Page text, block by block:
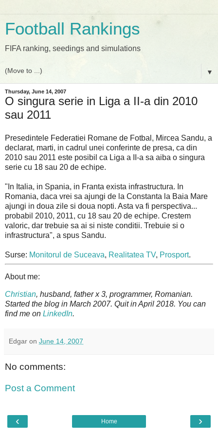
Football Rankings
FIFA ranking, seedings and simulations
▼
Thursday, June 14, 2007
O singura serie in Liga a II-a din 2010
sau 2011
Presedintele Federatiei Romane de Fotbal, Mircea Sandu, a
declarat, marti, in cadrul unei conferinte de presa, ca din
2010 sau 2011 este posibil ca Liga a II-a sa aiba o singura
serie cu 18 sau 20 de echipe.
"In Italia, in Spania, in Franta exista infrastructura. In
Romania, daca vrei sa ajungi de la Constanta la Baia Mare
ajungi in doua zile si doua nopti. Asta va fi perspectiva...
probabil 2010, 2011, cu 18 sau 20 de echipe. Crestem
valoric, dar trebuie sa ai si niste conditii. Trebuie si o
infrastructura", a spus Sandu.
Surse: Monitorul de Suceava, Realitatea TV, Prosport.
About me:
Christian, husband, father x 3, programmer, Romanian.
Started the blog in March 2007. Quit in April 2018. You can
find me on LinkedIn.
Edgar on June 14, 2007
No comments:
Post a Comment
‹ ›
Home